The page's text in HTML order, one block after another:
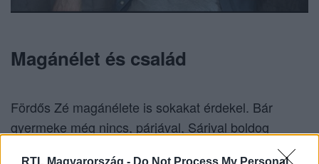
RTL Magyarország - Do Not Process My Personal
Magánélet és család
Fördős Zé magánélete is sokakat érdekel. Bár
gyermeke még nincs, párjával, Sárival boldog
kapcsolatban élnek. Zé számára fontos a család, és